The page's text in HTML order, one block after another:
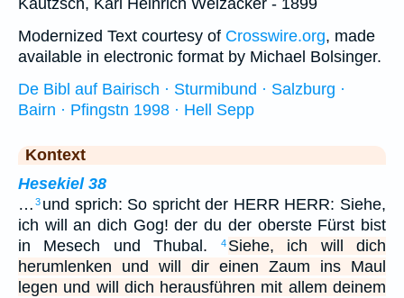
Kautzsch, Karl Heinrich Weizäcker - 1899
Modernized Text courtesy of Crosswire.org, made
available in electronic format by Michael Bolsinger.
De Bibl auf Bairisch · Sturmibund · Salzburg ·
Bairn · Pfingstn 1998 · Hell Sepp
Kontext
Hesekiel 38
… 3 und sprich: So spricht der HERR HERR: Siehe,
ich will an dich Gog! der du der oberste Fürst bist
in Mesech und Thubal.
4 Siehe, ich will dich
herumlenken und will dir einen Zaum ins Maul
legen und will dich herausführen mit allem deinem